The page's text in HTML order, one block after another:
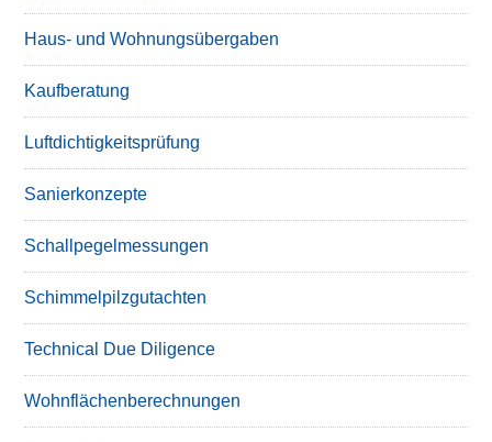
Haus- und Wohnungsübergaben
Kaufberatung
Luftdichtigkeitsprüfung
Sanierkonzepte
Schallpegelmessungen
Schimmelpilzgutachten
Technical Due Diligence
Wohnflächenberechnungen